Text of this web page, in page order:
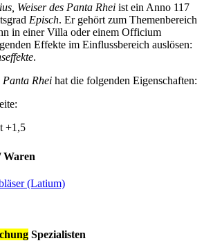
Weiser des Panta Rhei ist ein Anno 117
Episch. Er gehört zum Themenbereich
in einer Villa oder einem Officium
Effekte im Einflussbereich auslösen:
.
Panta Rhei hat die folgenden Eigenschaften:
+1,5
Waren
(Latium)
Spezialisten